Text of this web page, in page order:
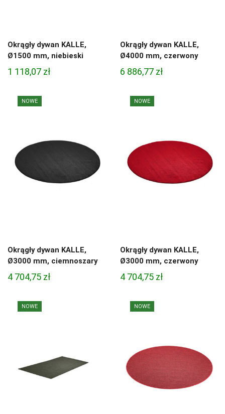
Okrągły dywan KALLE,
Ø1500 mm, niebieski
1 118,07 zł
Okrągły dywan KALLE,
Ø4000 mm, czerwony
6 886,77 zł
NOWE
Okrągły dywan KALLE,
Ø3000 mm, ciemnoszary
4 704,75 zł
NOWE
Okrągły dywan KALLE,
Ø3000 mm, czerwony
4 704,75 zł
NOWE NOWE